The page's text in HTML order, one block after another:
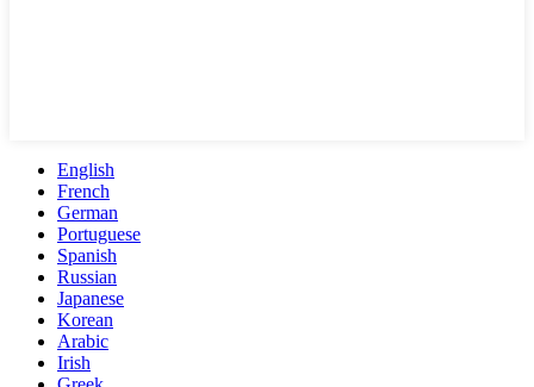
English
French
German
Portuguese
Spanish
Russian
Japanese
Korean
Arabic
Irish